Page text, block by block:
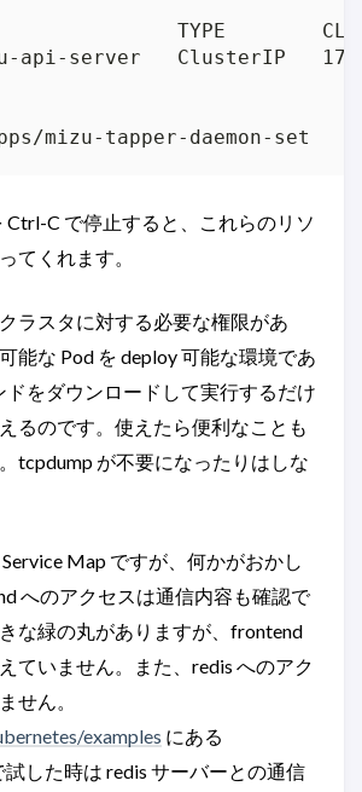
TYPE
api-server   ClusterIP
DESIRED
mizu-tapper-
Ctrl-C で停止すると、これらのリソ
てくれます。
ラスタに対する必要な権限があ
能な Pod を deploy 可能な環境であ
ドをダウンロードして実行するだけ
るのです。使えたら便利なことも
tcpdump が不要になったりはしな
Map ですが、何かがおかし
へのアクセスは通信内容も確認で
な緑の丸がありますが、frontend
ていません。また、redis へのアク
せん。
examples にある
した時は redis サーバーとの通信